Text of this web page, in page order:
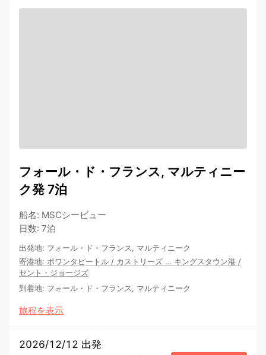
フォール・ド・フランス, マルティニー
ク発 7泊
船名: MSCシービュー
日数: 7泊
出発地: フォール・ド・フランス, マルティニーク
寄港地: ポワンタピートル / カストリーズ … キングスタウン港 /
セント・ジョージズ
到着地: フォール・ド・フランス, マルティニーク
旅程を表示
2026/12/12 出発